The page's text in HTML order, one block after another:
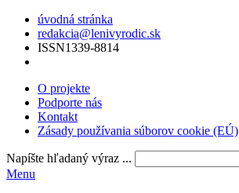
úvodná stránka
redakcia@lenivyrodic.sk
ISSN1339-8814
O projekte
Podporte nás
Kontakt
Zásady používania súborov cookie (EÚ)
Napíšte hľadaný výraz ...
Menu